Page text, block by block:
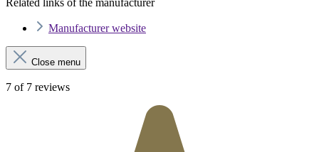
Related links of the manufacturer
Manufacturer website
Close menu
7 of 7 reviews